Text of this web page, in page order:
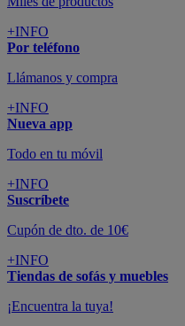
+INFO
Por teléfono
Llámanos y compra
+INFO
Nueva app
Todo en tu móvil
+INFO
Suscríbete
Cupón de dto. de 10€
+INFO
Tiendas de sofás y muebles
¡Encuentra la tuya!